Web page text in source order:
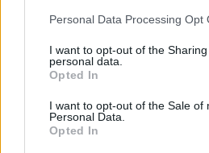
Personal Data Processing Opt
I want to opt-out of the
personal data.
Opted In
I want to opt-out of the Sale of
Personal Data.
Opted In
18η συνεχόμενη χρονιά για τον ΟΤΕ
FTSE4Good
Alpha Bank: Για πρώτη φορά το Αρχαίο
πύλες του σε όλους